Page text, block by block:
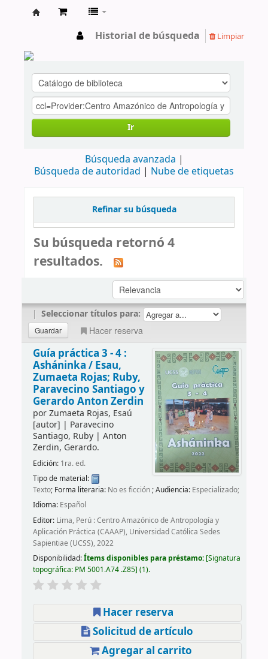
Historial de búsqueda Limpiar
Ir
Búsqueda avanzada
Búsqueda de autoridad
Nube de etiquetas
Refinar su búsqueda
Su búsqueda retornó 4
resultados.
| Seleccionar títulos para:
Hacer reserva
Guía práctica 3 - 4 :
Asháninka / Esau,
Zumaeta Rojas; Ruby,
Paravecino Santiago y
Gerardo Anton Zerdin
porZumaeta Rojas, Esaú
[autor] | Paravecino
Santiago, Ruby| Anton
Zerdin, Gerardo.
Edición: 1ra. ed.
Tipo de material:
Texto; Forma literaria: No es ficción; Audiencia: Especializado;
Idioma: Español
Editor: Lima, Perú : Centro Amazónico de Antropología y
Aplicación Práctica (CAAAP), Universidad Católica Sedes
Sapientiae (UCSS), 2022
Disponibilidad:Ítems disponibles para préstamo: Signatura
topográfica: PM 5001.A74 .Z85 (1).
Hacer reserva
Solicitud de artículo
Agregar al carrito